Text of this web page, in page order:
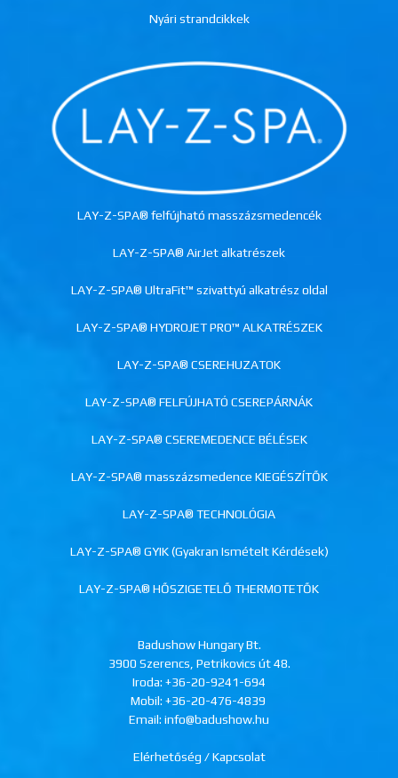
Nyári strandcikkek
LAY-Z-SPA® felfújható masszázsmedencék
LAY-Z-SPA® AirJet alkatrészek
LAY-Z-SPA® UltraFit™ szivattyú alkatrész oldal
LAY-Z-SPA® HYDROJET PRO™ ALKATRÉSZEK
LAY-Z-SPA® CSEREHUZATOK
LAY-Z-SPA® FELFÚJHATÓ CSEREPÁRNÁK
LAY-Z-SPA® CSEREMEDENCE BÉLÉSEK
LAY-Z-SPA® masszázsmedence KIEGÉSZÍTŐK
LAY-Z-SPA® TECHNOLÓGIA
LAY-Z-SPA® GYIK (Gyakran Ismételt Kérdések)
LAY-Z-SPA® HŐSZIGETELŐ THERMOTETŐK
Badushow Hungary Bt.
3900 Szerencs, Petrikovics út 48.
Iroda: +36-20-9241-694
Mobil: +36-20-476-4839
Email: info@badushow.hu
Elérhetőség / Kapcsolat